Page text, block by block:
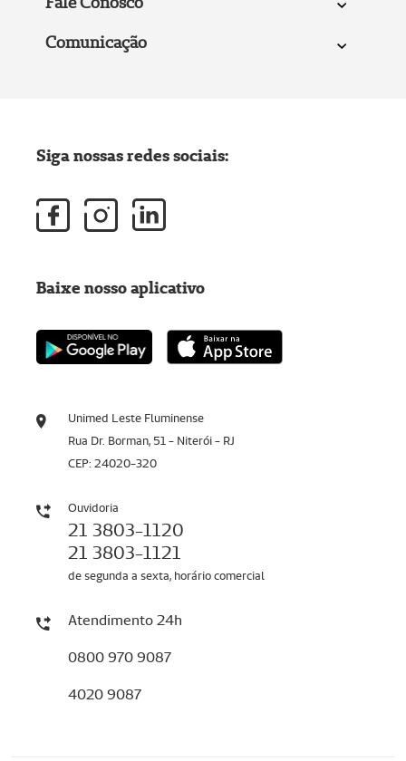
Comunicação
Unimed Leste Fluminense
Rua Dr. Borman, 51 - Niterói - RJ
CEP: 24020-320
Ouvidoria
21 3803-1120
21 3803-1121
de segunda a sexta, horário comercial
Atendimento 24h
0800 970 9087
4020 9087
Siga nossas redes sociais:
Baixe nosso aplicativo